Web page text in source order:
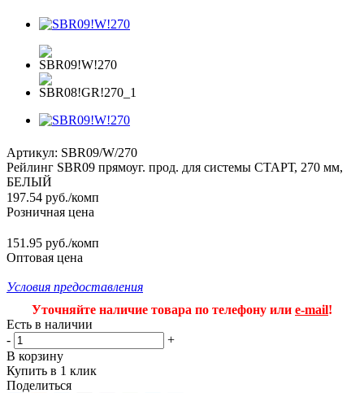
Артикул: SBR09/W/270
Рейлинг SBR09 прямоуг. прод. для системы СТАРТ, 270 мм,
БЕЛЫЙ
197.54 руб./комп
Розничная цена
151.95 руб./комп
Оптовая цена
Условия предоставления
Уточняйте наличие товара по телефону или e-mail!
Есть в наличии
-
+
В корзину
Купить в 1 клик
Поделиться